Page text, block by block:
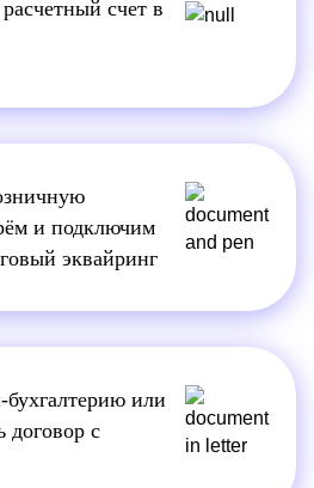
счет в
и подключим
эквайринг
или
договор с